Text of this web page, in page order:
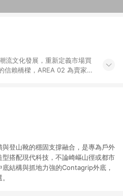
流文化發展，重新定義市場買
信賴橋樑，AREA 02 為賣家提
登山靴的穩固支撐融合，是專為戶外
搭配現代科技，不論崎嶇山徑或都市
結構與抓地力強的Contagrip外底，